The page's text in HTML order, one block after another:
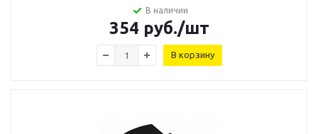
В наличии
354 руб./шт
В корзину